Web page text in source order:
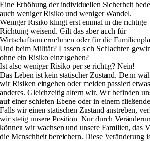
Eine Erhöhung der individuellen Sicherheit
auch weniger Risiko und weniger Wandel.
Weniger Risiko klingt erst einmal in die richtige
Richtung weisend. Gilt das aber auch für
Wirtschaftsunternehmen oder für die
Und beim Militär? Lassen sich Schlachten
ohne ein Risiko einzugehen?
Ist also weniger Risiko per se richtig? Nein!
Das Leben ist kein statischer Zustand. Denn
wir Risiken eingehen oder meiden passiert etwas
anderes. Gleichzeitig altern wir. Wir befinden
auf einer schiefen Ebene oder in einem
Falls wir einen statischen Zustand anstreben,
wir stetig unsere Position. Nur durch
können wir wachsen und unsere Familien, das
die Menschheit bereichern. Diese Veränderung